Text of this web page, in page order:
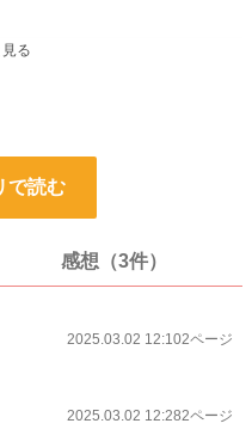
で読む
感想（3件）
2025.03.02 12:102ページ
2025.03.02 12:282ページ